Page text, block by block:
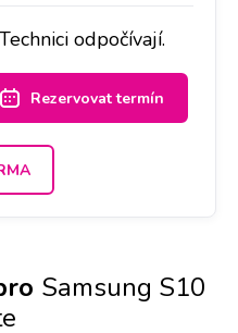
záleží také na
S10 Lite, časově
Technici odpočívají.
Rezervovat termín
Samsung S10